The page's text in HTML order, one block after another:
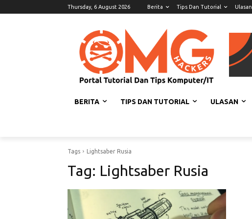
Thursday, 6 August 2026 Berita Tips Dan Tutorial Ulasan
BERITA TIPS DAN TUTORIAL ULASAN
Tags Lightsaber Rusia
Tag: Lightsaber Rusia